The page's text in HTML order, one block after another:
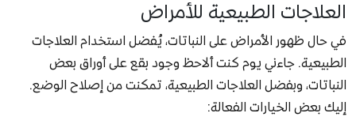
العلاجات الطبيعية للأمراض
في حال ظهور الأمراض على النباتات، يُفضل استخدام العلاجات
الطبيعية. جاءني يوم كنت ألاحظ وجود بقع على أوراق بعض
النباتات، وبفضل العلاجات الطبيعية، تمكنت من إصلاح الوضع.
إليك بعض الخيارات الفعالة: